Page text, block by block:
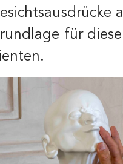
für diese